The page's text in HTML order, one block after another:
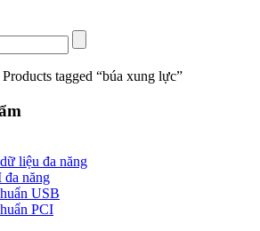
Products tagged “búa xung lực”
liệu đa năng
năng
USB
PCI